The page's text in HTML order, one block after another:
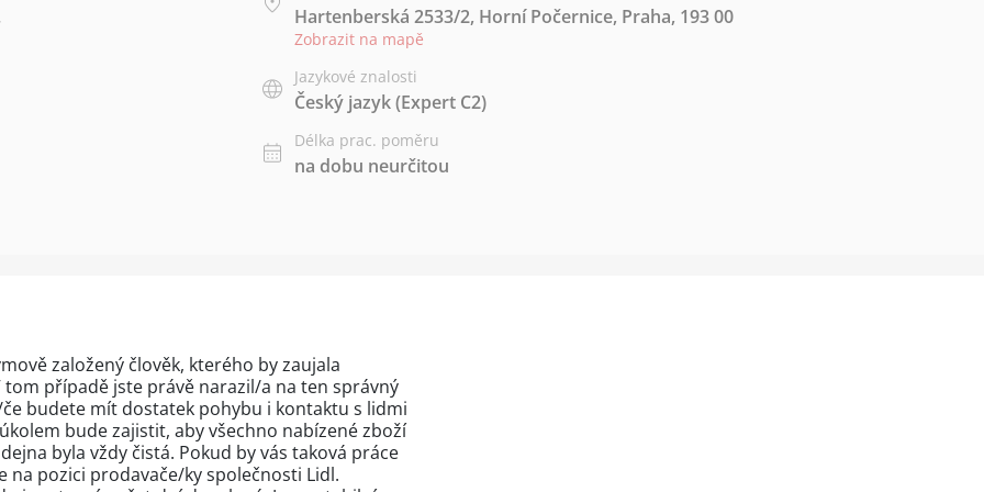
Hartenberská 2533/2, Horní Počernice, Praha, 193 00
Zobrazit na mapě
Jazykové znalosti
Český jazyk(Expert C2)
Délka prac. poměru
na dobu neurčitou
založený člověk, kterého by zaujala
případě jste právě narazil/a na ten správný
budete mít dostatek pohybu i kontaktu s lidmi
bude zajistit, aby všechno nabízené zboží
byla vždy čistá. Pokud by vás taková práce
na pozici prodavače/ky společnosti Lidl.